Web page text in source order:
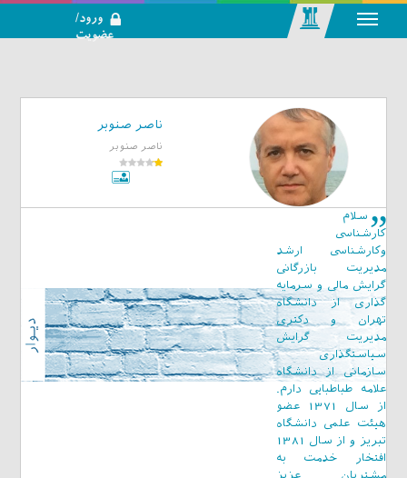
تحلیلی بازار
ورود/
عضویت
ناصر صنوبر
ناصر صنوبر
سلام
کارشناسی
وکارشناسی ارشد
مدیریت بازرگانی
گرایش مالی و سرمایه
گذاری از دانشگاه
تهران و دکتری
مدیریت گرایش
سیاستگذاری
سازمانی از دانشگاه
علامه طباطبایی دارم.
از سال 1371 عضو
هیئت علمی دانشگاه
تبریز و از سال 1381
افتخار خدمت به
مشتریان عزیز